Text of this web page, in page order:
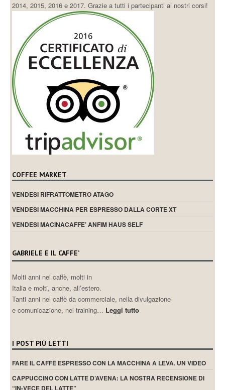
2014, 2015, 2016 e 2017. Grazie a tutti i partecipanti ai nostri corsi!
COFFEE MARKET
VENDESI RIFRATTOMETRO ATAGO
VENDESI MACCHINA PER ESPRESSO DALLA CORTE XT
VENDESI MACINACAFFE’ ANFIM HAUS SELF
GABRIELE E IL CAFFE’
Molti anni nel caffè, molti in
Italia e molti, anche, all’estero.
Tanti anni nel caffè da commerciale, nella divulgazione
e comunicazione, nel training… Leggi tutto
I POST PIÙ LETTI
FARE IL CAFFÈ ESPRESSO CON LA MACCHINA A LEVA. UN VIDEO
CAPPUCCINO CON LATTE D’AVENA: LA NOSTRA RECENSIONE DI
“IN-VECE DEL LATTE”